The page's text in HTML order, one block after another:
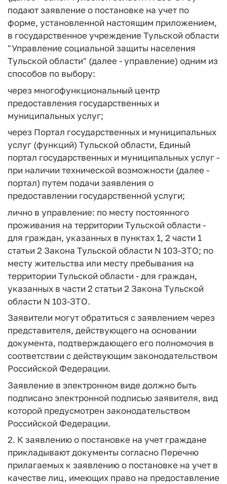
подают заявление о постановке на учет по
форме, установленной настоящим приложением,
в государственное учреждение Тульской области
"Управление социальной защиты населения
Тульской области" (далее - управление) одним из
способов по выбору:
через многофункциональный центр
предоставления государственных и
муниципальных услуг;
через Портал государственных и муниципальных
услуг (функций) Тульской области, Единый
портал государственных и муниципальных услуг -
при наличии технической возможности (далее -
портал) путем подачи заявления о
предоставлении государственной услуги;
лично в управление: по месту постоянного
проживания на территории Тульской области -
для граждан, указанных в пунктах 1, 2 части 1
статьи 2 Закона Тульской области N 103-ЗТО; по
месту жительства или месту пребывания на
территории Тульской области - для граждан,
указанных в части 2 статьи 2 Закона Тульской
области N 103-ЗТО.
Заявители могут обратиться с заявлением через
представителя, действующего на основании
документа, подтверждающего его полномочия в
соответствии с действующим законодательством
Российской Федерации.
Заявление в электронном виде должно быть
подписано электронной подписью заявителя, вид
которой предусмотрен законодательством
Российской Федерации.
2. К заявлению о постановке на учет граждане
прикладывают документы согласно Перечню
прилагаемых к заявлению о постановке на учет в
качестве лиц, имеющих право на предоставление